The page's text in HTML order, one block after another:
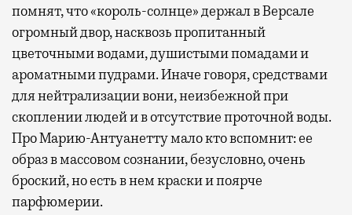
помнят, что «король-солнце» держал в Версале
огромный двор, насквозь пропитанный
цветочными водами, душистыми помадами и
ароматными пудрами. Иначе говоря, средствами
для нейтрализации вони, неизбежной при
скоплении людей и в отсутствие проточной воды.
Про Марию-Антуанетту мало кто вспомнит: ее
образ в массовом сознании, безусловно, очень
броский, но есть в нем краски и поярче
парфюмерии.